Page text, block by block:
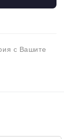
с Вашите